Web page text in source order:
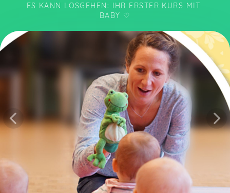
ES KANN LOSGEHEN: IHR ERSTER KURS MIT
BABY ♡
Soon you will learn more about me here...